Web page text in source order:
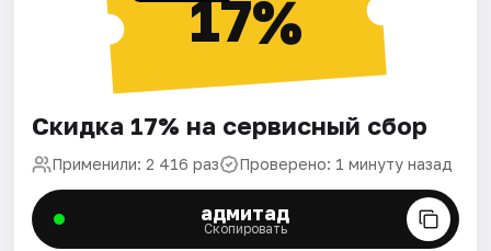
17%
Скидка 17% на сервисный сбор
Применили: 2 416 раз Проверено: 1 минуту назад
адмитад
Скопировать